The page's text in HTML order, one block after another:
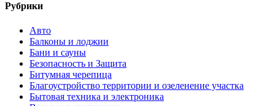
Рубрики
Авто
Балконы и лоджии
Бани и сауны
Безопасность и Защита
Битумная черепица
Благоустройство территории и озеленение участка
Бытовая техника и электроника